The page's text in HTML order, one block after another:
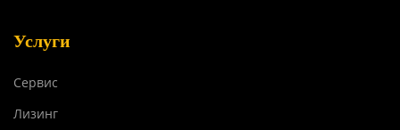
Услуги
Сервис
Лизинг